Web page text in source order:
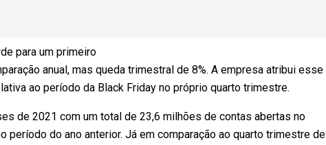
para um primeiro
anual, mas queda trimestral de 8%. A empresa atribui esse
ao período da Black Friday no próprio quarto trimestre.
de 2021 com um total de 23,6 milhões de contas abertas no
período do ano anterior. Já em comparação ao quarto trimestre de